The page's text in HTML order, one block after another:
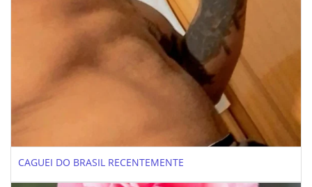
CAGUEI DO BRASIL RECENTEMENTE